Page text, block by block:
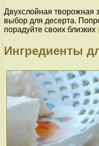
Двухслойная творожная
выбор для десерта.
порадуйте своих близких
Ингредиенты